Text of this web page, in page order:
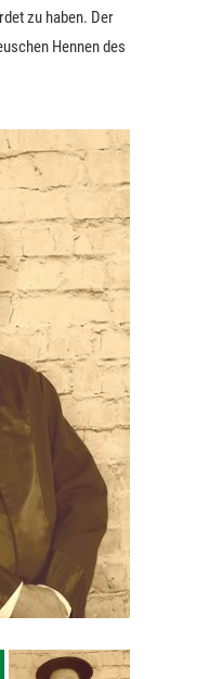
zu haben. Der
Hennen des